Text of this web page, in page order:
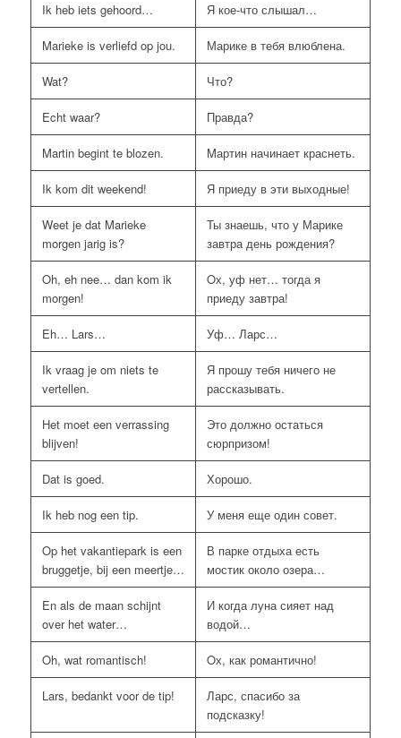
Ik heb iets gehoord… Я кое-что слышал…
Marieke is verliefd op jou. Марике в тебя влюблена.
Wat? Что?
Echt waar? Правда?
Martin begint te blozen. Mартин начинает краснеть.
Ik kom dit weekend! Я приеду в эти выходные!
Weet je dat Marieke
morgen jarig is?
Ты знаешь, что у Марике
завтра день рождения?
Oh, eh nee… dan kom ik
morgen!
Oх, уф нет… тогда я
приеду завтра!
Eh… Lars… Уф… Ларс…
Ik vraag je om niets te
vertellen.
Я прошу тебя ничего не
рассказывать.
Het moet een verrassing
blijven!
Это должно остаться
сюрпризом!
Dat is goed. Хорошо.
Ik heb nog een tip. У меня еще один совет.
Op het vakantiepark is een
bruggetje, bij een meertje…
В парке отдыха есть
мостик около озера…
En als de maan schijnt
over het water…
И когда луна сияет над
водой…
Oh, wat romantisch! Oх, как романтично!
Lars, bedankt voor de tip!
Ларс, спасибо за
подсказку!